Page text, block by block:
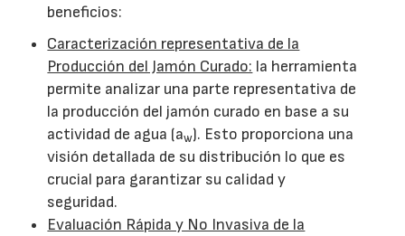
beneficios:
Caracterización representativa de la
Producción del Jamón Curado: la herramienta
permite analizar una parte representativa de
la producción del jamón curado en base a su
actividad de agua (aw). Esto proporciona una
visión detallada de su distribución lo que es
crucial para garantizar su calidad y
seguridad.
Evaluación Rápida y No Invasiva de la